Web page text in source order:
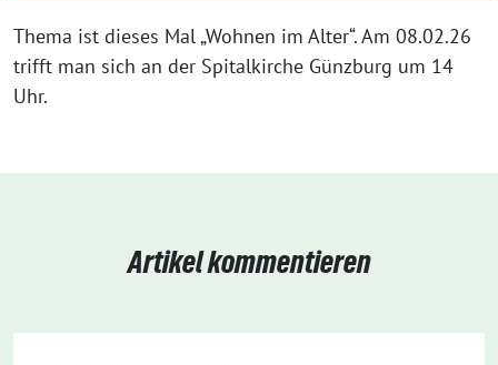
Thema ist dieses Mal „Wohnen im Alter“. Am 08.02.26
trifft man sich an der Spitalkirche Günzburg um 14
Uhr.
Artikel kommentieren